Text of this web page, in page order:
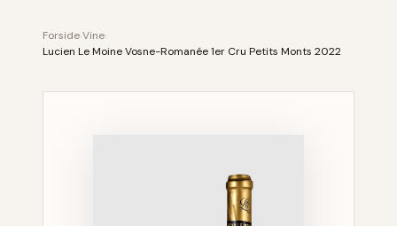
ForsideVine
Lucien Le Moine Vosne-Romanée 1er Cru Petits Monts 2022